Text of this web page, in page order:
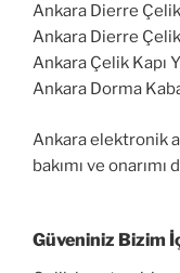
Ankara Dierre
Ankara Dierre
Ankara Çelik Kapı
Ankara Dorma
Ankara elektronik
bakımı ve onarımı
Güveniniz Bizim